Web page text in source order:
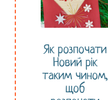
Як розпочати
Новий рік
таким чином,
щоб